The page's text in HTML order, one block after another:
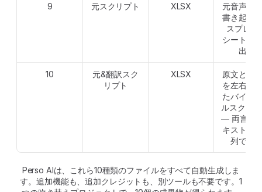
9 元スクリプト XLSX
元音声の
書き起こ
スプレッ
シート形
出力
10
元&翻訳スク
リプト
XLSX
原文と翻
を左右に
たバイリ
ルスクリ
— 両言語
キストを
列で表
Perso AIは、これら10種類のファイルをすべて自動生成しま
す。追加機能も、追加クレジットも、別ツールも不要です。1